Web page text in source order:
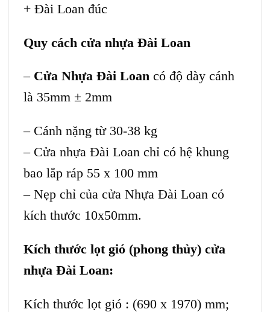
+ Đài Loan đúc
Quy cách cửa nhựa Đài Loan
– Cửa Nhựa Đài Loan có độ dày cánh
là 35mm ± 2mm
– Cánh nặng từ 30-38 kg
– Cửa nhựa Đài Loan chỉ có hệ khung
bao lắp ráp 55 x 100 mm
– Nẹp chỉ của cửa Nhựa Đài Loan có
kích thước 10x50mm.
Kích thước lọt gió (phong thủy) cửa
nhựa Đài Loan:
Kích thước lọt gió : (690 x 1970) mm;